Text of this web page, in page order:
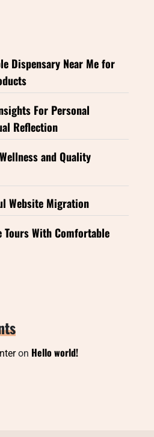
Dispensary Near Me for
For Personal
Reflection
and Quality
Website Migration
Tours With Comfortable
on Hello world!